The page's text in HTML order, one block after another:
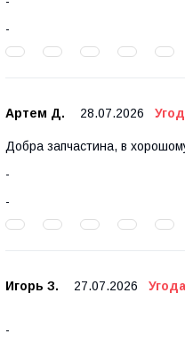
Артем Д. 28.07.2026
Добра запчастина, в
Игорь З. 27.07.2026